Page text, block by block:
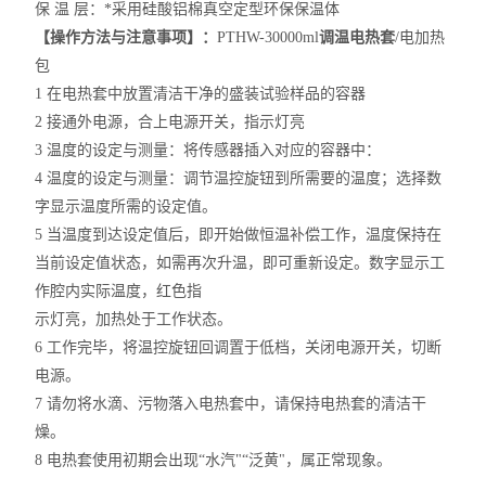
保 温 层：*采用硅酸铝棉真空定型环保保温体
【操作方法与注意事项】：PTHW-30000ml调温电热套/电加热
包
1 在电热套中放置清洁干净的盛装试验样品的容器
2 接通外电源，合上电源开关，指示灯亮
3 温度的设定与测量：将传感器插入对应的容器中：
4 温度的设定与测量：调节温控旋钮到所需要的温度；选择数
字显示温度所需的设定值。
5 当温度到达设定值后，即开始做恒温补偿工作，温度保持在
当前设定值状态，如需再次升温，即可重新设定。数字显示工
作腔内实际温度，红色指
示灯亮，加热处于工作状态。
6 工作完毕，将温控旋钮回调置于低档，关闭电源开关，切断
电源。
7 请勿将水滴、污物落入电热套中，请保持电热套的清洁干
燥。
8 电热套使用初期会出现“水汽"“泛黄"，属正常现象。